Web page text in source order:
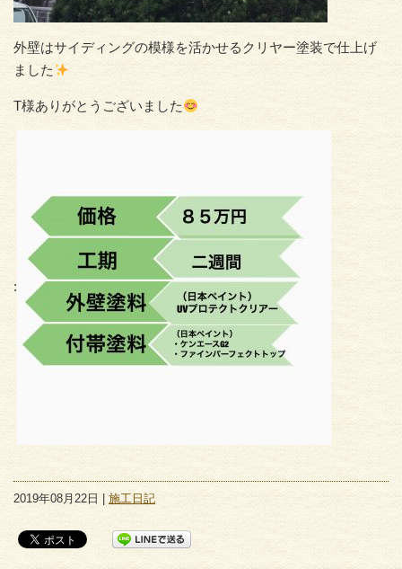
外壁はサイディングの模様を活かせるクリヤー塗装で仕上げ
ました
T様ありがとうございました
:
2019年08月22日 |施工日記